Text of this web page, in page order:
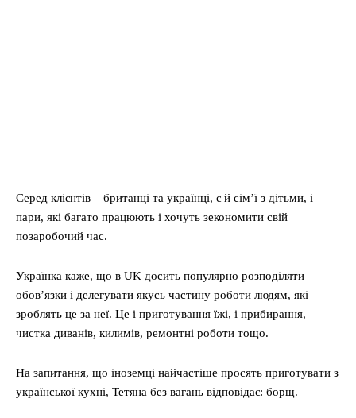
Серед клієнтів – британці та українці, є й сім’ї з дітьми, і
пари, які багато працюють і хочуть зекономити свій
позаробочий час.
Українка каже, що в UK досить популярно розподіляти
обов’язки і делегувати якусь частину роботи людям, які
зроблять це за неї. Це і приготування їжі, і прибирання,
чистка диванів, килимів, ремонтні роботи тощо.
На запитання, що іноземці найчастіше просять приготувати з
української кухні, Тетяна без вагань відповідає: борщ.